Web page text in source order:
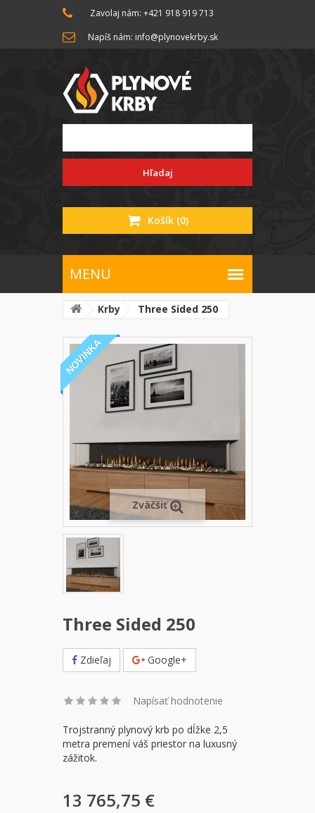
Zavolaj nám: +421 918 919 713
Napíš nám: info@plynovekrby.sk
Hľadaj
Košík (0)
Krby Three Sided 250
NOVINKA
Zväčšiť
Three Sided 250
Zdieľaj Google+
Napísať hodnotenie
Trojstranný plynový krb po dĺžke 2,5
metra premení váš priestor na luxusný
zážitok.
13 765,75 €